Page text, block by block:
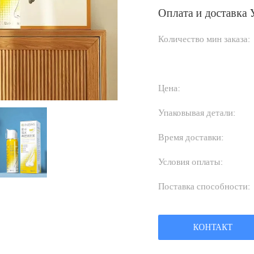
Оплата и доставка
Количество мин заказа:
Цена:
Упаковывая детали:
Время доставки:
Условия оплаты:
Поставка способности:
КОНТАКТ